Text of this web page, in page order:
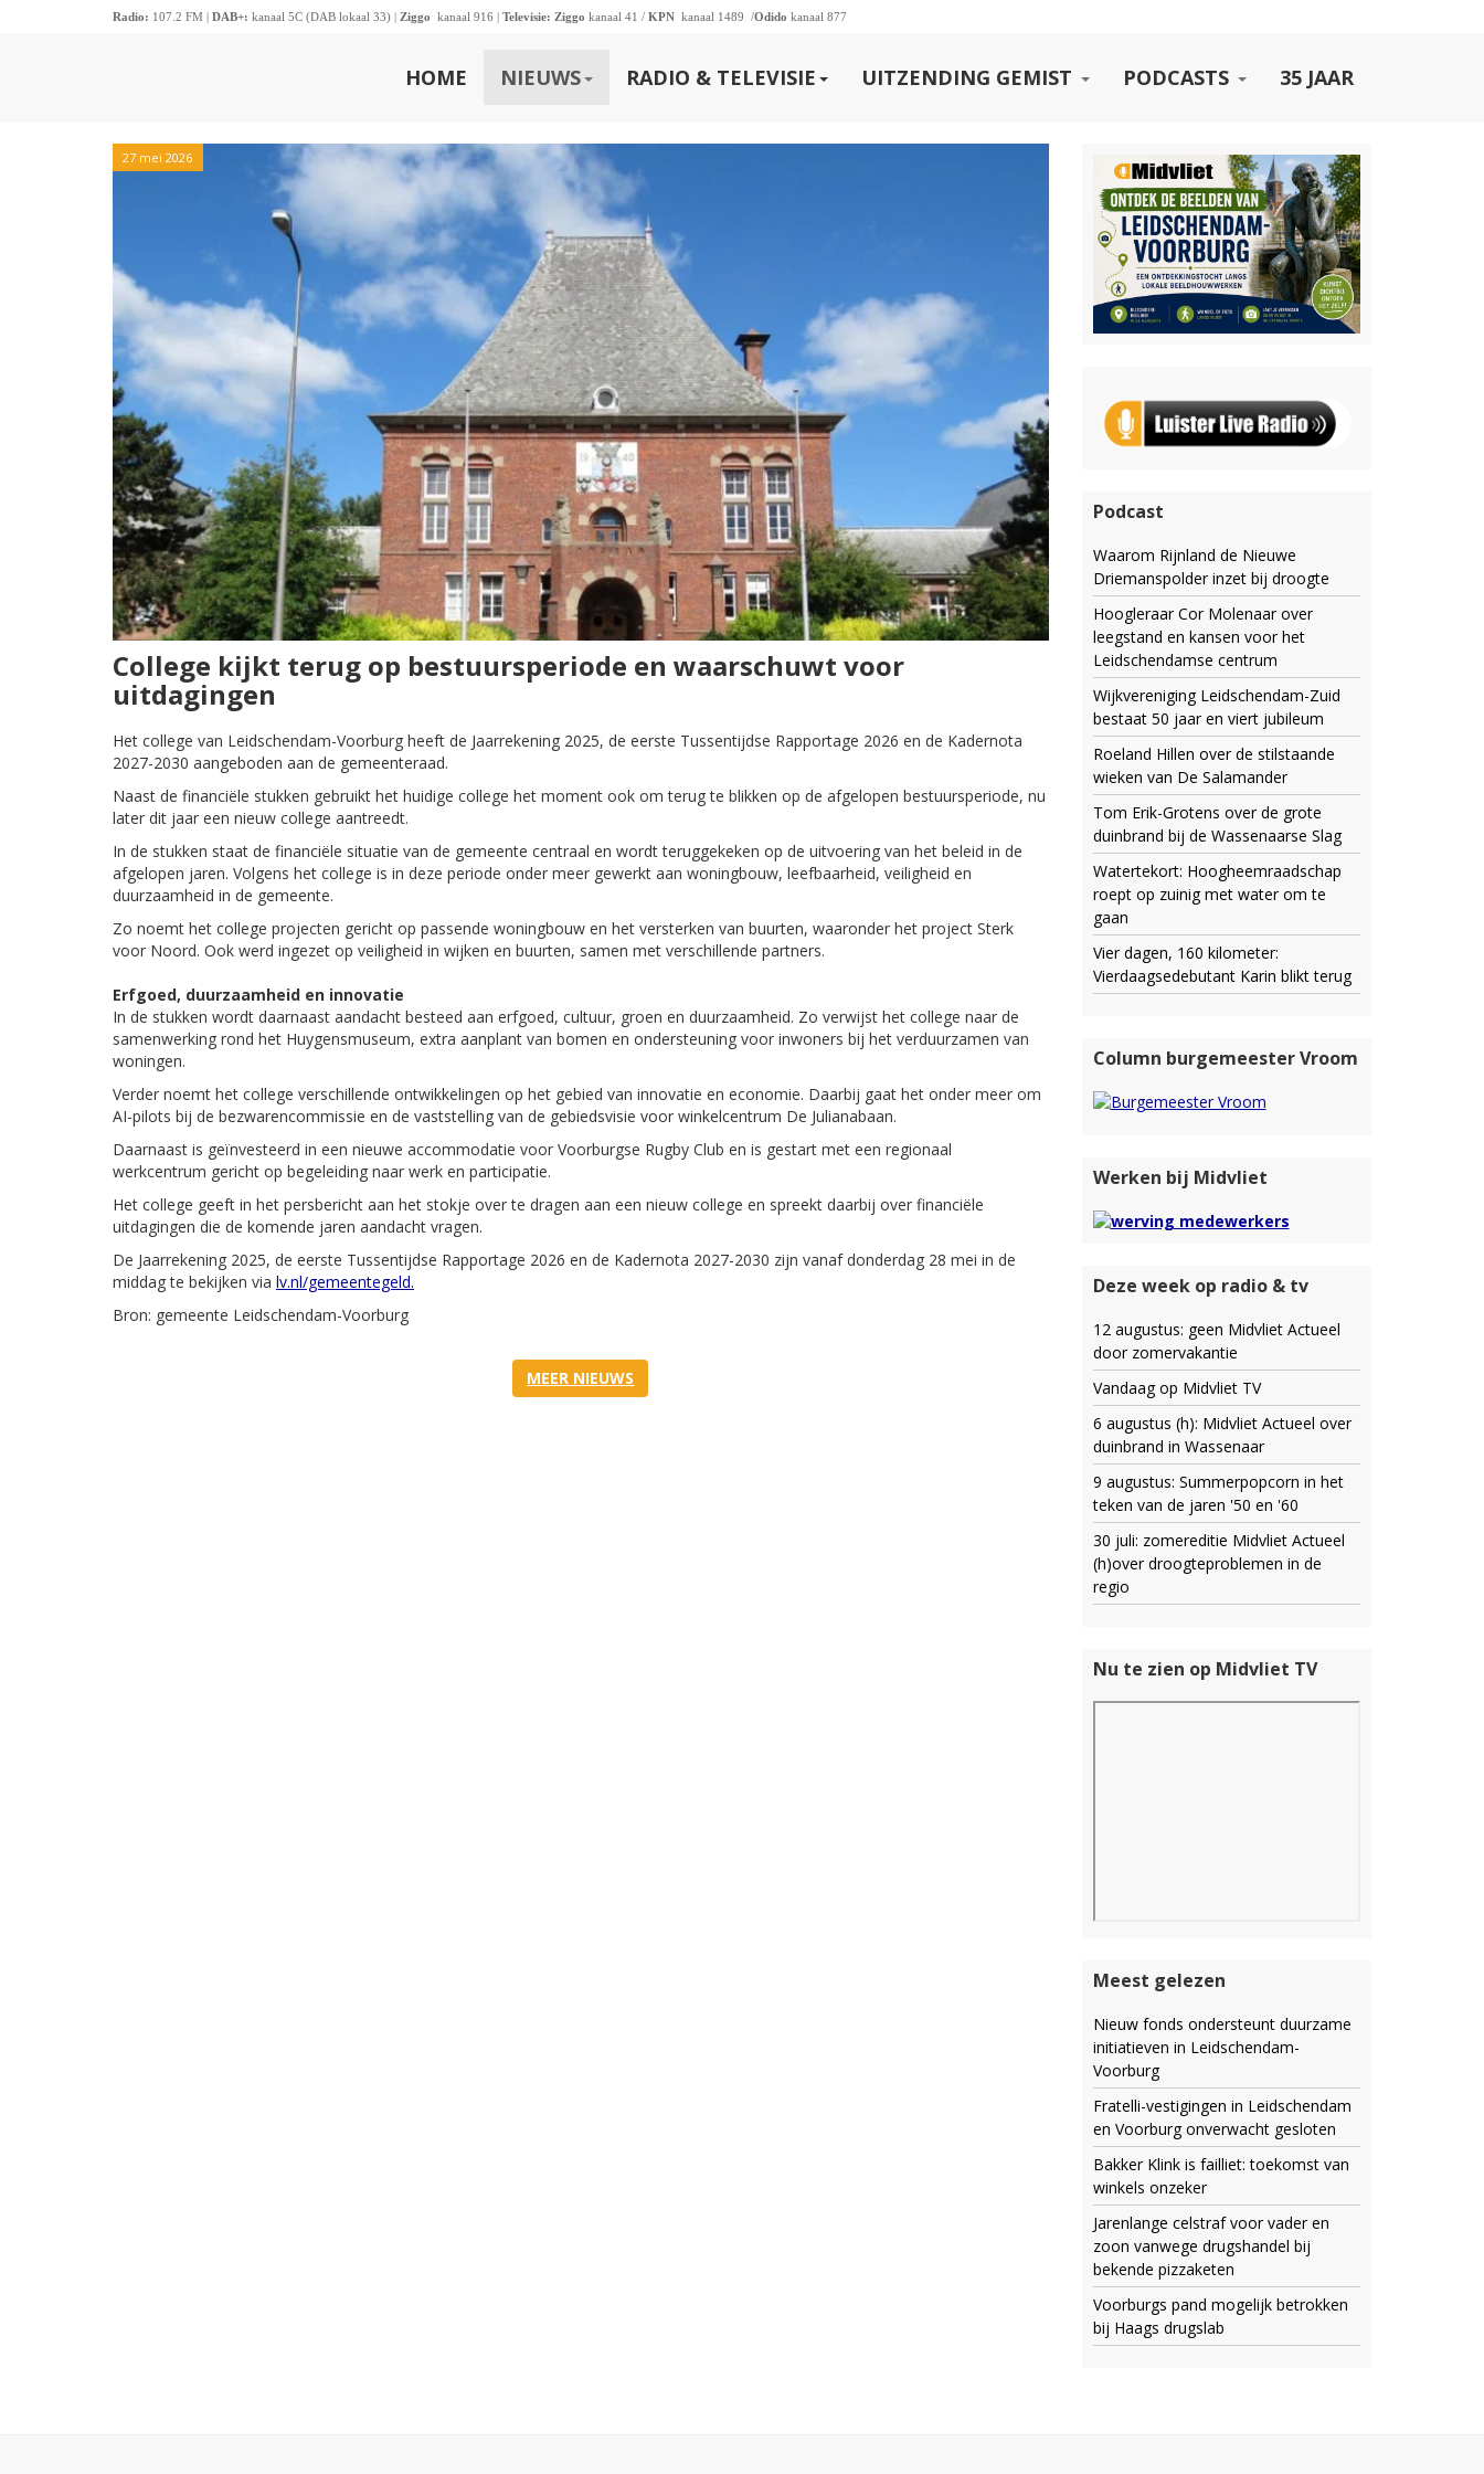
Radio: 107.2 FM | DAB+: kanaal 5C (DAB lokaal 33) | Ziggo kanaal 916 | Televisie: Ziggo kanaal 41 / KPN kanaal 1489 /Odido kanaal 877
HOME NIEUWS RADIO & TELEVISIE UITZENDING GEMIST PODCASTS 35 JAAR
27 mei 2026
College kijkt terug op bestuursperiode en waarschuwt voor
uitdagingen
Het college van Leidschendam-Voorburg heeft de Jaarrekening 2025, de eerste Tussentijdse Rapportage 2026 en de Kadernota
2027-2030 aangeboden aan de gemeenteraad.
Naast de financiële stukken gebruikt het huidige college het moment ook om terug te blikken op de afgelopen bestuursperiode, nu
later dit jaar een nieuw college aantreedt.
In de stukken staat de financiële situatie van de gemeente centraal en wordt teruggekeken op de uitvoering van het beleid in de
afgelopen jaren. Volgens het college is in deze periode onder meer gewerkt aan woningbouw, leefbaarheid, veiligheid en
duurzaamheid in de gemeente.
Zo noemt het college projecten gericht op passende woningbouw en het versterken van buurten, waaronder het project Sterk
voor Noord. Ook werd ingezet op veiligheid in wijken en buurten, samen met verschillende partners.
Erfgoed, duurzaamheid en innovatie
In de stukken wordt daarnaast aandacht besteed aan erfgoed, cultuur, groen en duurzaamheid. Zo verwijst het college naar de
samenwerking rond het Huygensmuseum, extra aanplant van bomen en ondersteuning voor inwoners bij het verduurzamen van
woningen.
Verder noemt het college verschillende ontwikkelingen op het gebied van innovatie en economie. Daarbij gaat het onder meer om
AI-pilots bij de bezwarencommissie en de vaststelling van de gebiedsvisie voor winkelcentrum De Julianabaan.
Daarnaast is geïnvesteerd in een nieuwe accommodatie voor Voorburgse Rugby Club en is gestart met een regionaal
werkcentrum gericht op begeleiding naar werk en participatie.
Het college geeft in het persbericht aan het stokje over te dragen aan een nieuw college en spreekt daarbij over financiële
uitdagingen die de komende jaren aandacht vragen.
De Jaarrekening 2025, de eerste Tussentijdse Rapportage 2026 en de Kadernota 2027-2030 zijn vanaf donderdag 28 mei in de
middag te bekijken via lv.nl/gemeentegeld.
Bron: gemeente Leidschendam-Voorburg
MEER NIEUWS
Podcast
Waarom Rijnland de Nieuwe
Driemanspolder inzet bij droogte
Hoogleraar Cor Molenaar over
leegstand en kansen voor het
Leidschendamse centrum
Wijkvereniging Leidschendam-Zuid
bestaat 50 jaar en viert jubileum
Roeland Hillen over de stilstaande
wieken van De Salamander
Tom Erik-Grotens over de grote
duinbrand bij de Wassenaarse Slag
Watertekort: Hoogheemraadschap
roept op zuinig met water om te
gaan
Vier dagen, 160 kilometer:
Vierdaagsedebutant Karin blikt terug
Column burgemeester Vroom
Werken bij Midvliet
Deze week op radio & tv
12 augustus: geen Midvliet Actueel
door zomervakantie
Vandaag op Midvliet TV
6 augustus (h): Midvliet Actueel over
duinbrand in Wassenaar
9 augustus: Summerpopcorn in het
teken van de jaren '50 en '60
30 juli: zomereditie Midvliet Actueel
(h)over droogteproblemen in de
regio
Nu te zien op Midvliet TV
Meest gelezen
Nieuw fonds ondersteunt duurzame
initiatieven in Leidschendam-
Voorburg
Fratelli-vestigingen in Leidschendam
en Voorburg onverwacht gesloten
Bakker Klink is failliet: toekomst van
winkels onzeker
Jarenlange celstraf voor vader en
zoon vanwege drugshandel bij
bekende pizzaketen
Voorburgs pand mogelijk betrokken
bij Haags drugslab